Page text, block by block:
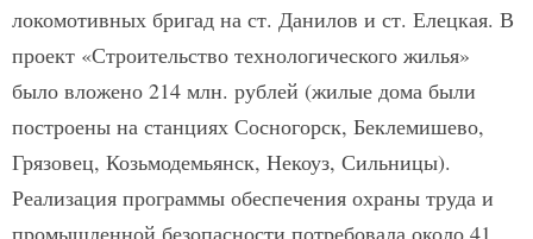
локомотивных бригад на ст. Данилов и ст. Елецкая. В
проект «Строительство технологического жилья»
было вложено 214 млн. рублей (жилые дома были
построены на станциях Сосногорск, Беклемишево,
Грязовец, Козьмодемьянск, Некоуз, Сильницы).
Реализация программы обеспечения охраны труда и
промышленной безопасности потребовала около 41